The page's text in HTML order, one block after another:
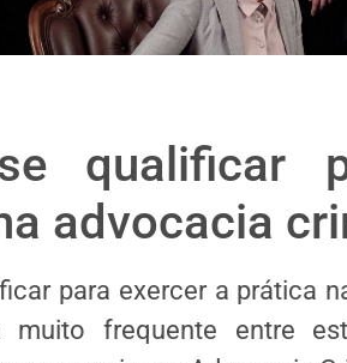
qualificar
advocacia
para exercer a prática
muito frequente entre